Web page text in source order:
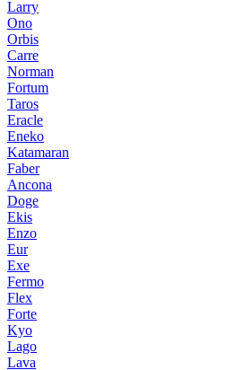
Larry
Ono
Orbis
Carre
Norman
Fortum
Taros
Eracle
Eneko
Katamaran
Faber
Ancona
Doge
Ekis
Enzo
Eur
Exe
Fermo
Flex
Forte
Kyo
Lago
Lava